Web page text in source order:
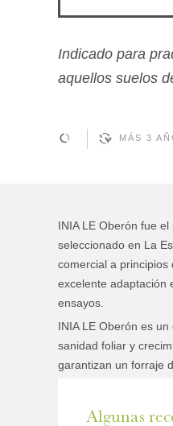
Indicado para
aquellos suelos
MÁS 3
INIA LE Oberón fue
seleccionado en La
comercial a principios
excelente adaptación
ensayos.
INIA LE Oberón es
sanidad foliar y
garantizan un forraje
Algunas